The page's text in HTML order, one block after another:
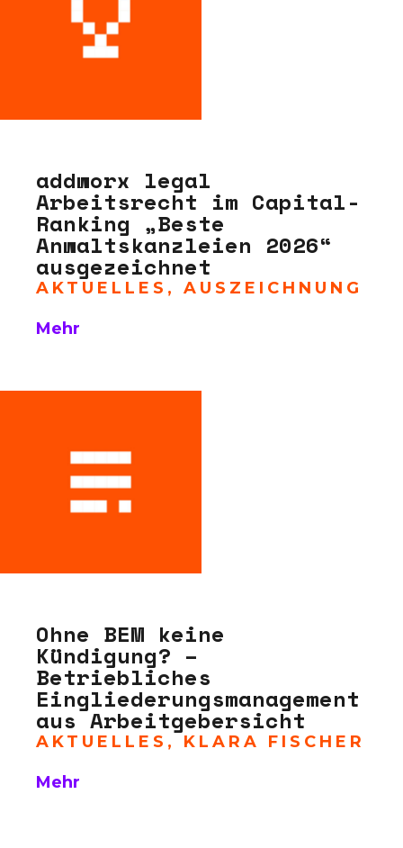
addworx legal
Arbeitsrecht im Capital-
Ranking „Beste
Anwaltskanzleien 2026“
ausgezeichnet
AKTUELLES , AUSZEICHNUNG
Mehr
Ohne BEM keine
Kündigung? –
Betriebliches
Eingliederungsmanagement
aus Arbeitgebersicht
AKTUELLES , KLARA FISCHER
Mehr